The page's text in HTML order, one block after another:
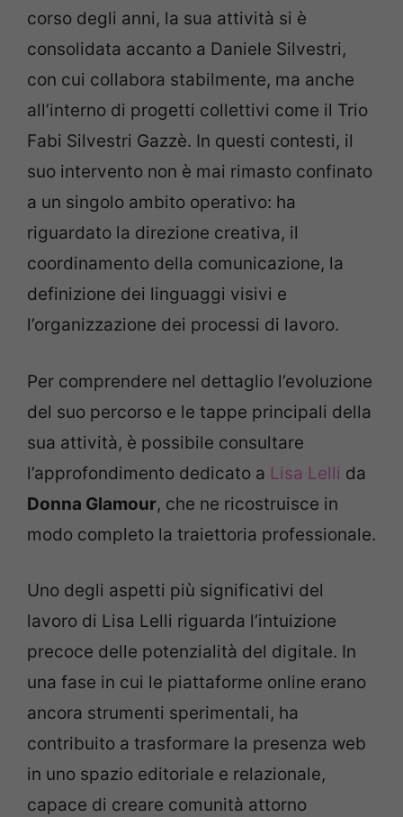
corso degli anni, la sua attività si è
consolidata accanto a Daniele Silvestri,
con cui collabora stabilmente, ma anche
all’interno di progetti collettivi come il Trio
Fabi Silvestri Gazzè. In questi contesti, il
suo intervento non è mai rimasto confinato
a un singolo ambito operativo: ha
riguardato la direzione creativa, il
coordinamento della comunicazione, la
definizione dei linguaggi visivi e
l’organizzazione dei processi di lavoro.
Per comprendere nel dettaglio l’evoluzione
del suo percorso e le tappe principali della
sua attività, è possibile consultare
l’approfondimento dedicato a Lisa Lelli da
Donna Glamour, che ne ricostruisce in
modo completo la traiettoria professionale.
Uno degli aspetti più significativi del
lavoro di Lisa Lelli riguarda l’intuizione
precoce delle potenzialità del digitale. In
una fase in cui le piattaforme online erano
ancora strumenti sperimentali, ha
contribuito a trasformare la presenza web
in uno spazio editoriale e relazionale,
capace di creare comunità attorno